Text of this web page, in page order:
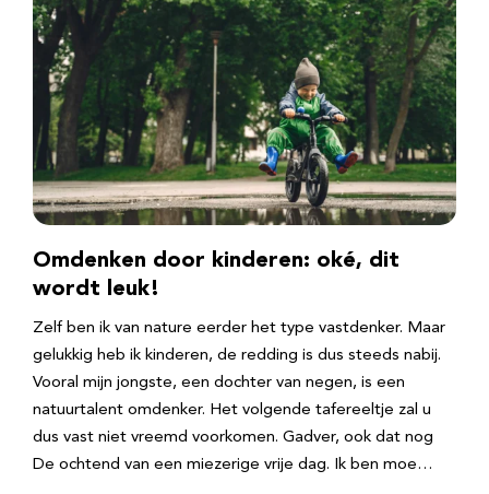
Omdenken door kinderen: oké, dit
wordt leuk!
Zelf ben ik van nature eerder het type vastdenker. Maar
gelukkig heb ik kinderen, de redding is dus steeds nabij.
Vooral mijn jongste, een dochter van negen, is een
natuurtalent omdenker. Het volgende tafereeltje zal u
dus vast niet vreemd voorkomen. Gadver, ook dat nog
De ochtend van een miezerige vrije dag. Ik ben moe…